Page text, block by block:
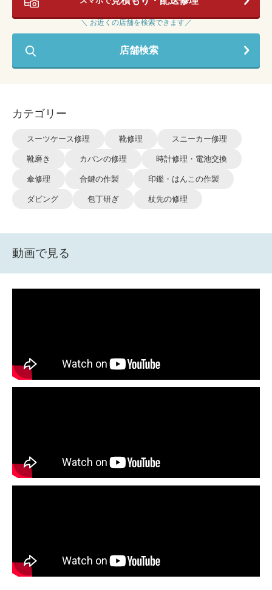
＼ お近くの店舗を検索できます／
店舗検索
カテゴリー
スーツケース修理 靴修理 スニーカー修理
靴磨き カバンの修理 時計修理・電池交換
傘修理 合鍵の作製 印鑑・はんこの作製
ダビング 包丁研ぎ 杖先の修理
動画で見る